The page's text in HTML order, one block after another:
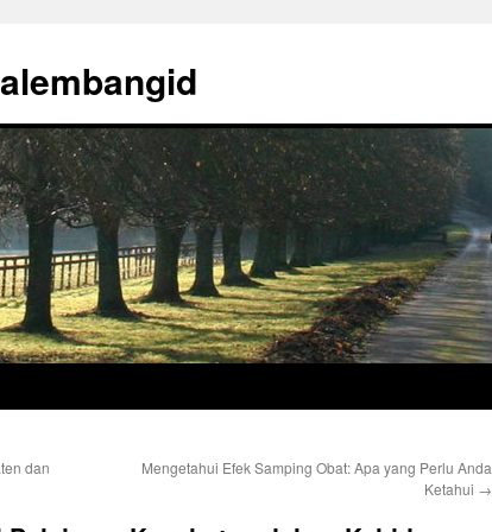
dan
Mengetahui Efek Samping Obat: Apa yang Perlu Anda
Ketahui →